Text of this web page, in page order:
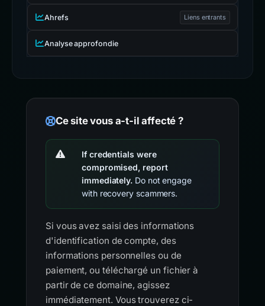
Ahrefs Liens entrants
Analyse approfondie
Ce site vous a-t-il affecté ?
If credentials were
compromised, report
immediately. Do not engage
with recovery scammers.
Si vous avez saisi des informations
d'identification de compte, des
informations personnelles ou de
paiement, ou téléchargé un fichier à
partir de ce domaine, agissez
immédiatement. Vous trouverez ci-